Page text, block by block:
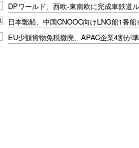
DPワールド、西欧-東南欧に完成車鉄道
日本郵船、中国CNOOC向けLNG船1番船
EU少額貨物免税撤廃、APAC企業4割が